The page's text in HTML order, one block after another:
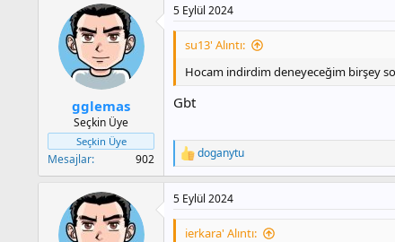
gglemas
Seçkin Üye
Seçkin Üye
Mesajlar 902
5 Eylül 2024
su13' Alıntı:
Hocam indirdim deneyeceğim birşey
Gbt
T
e
p
k
i
doganytu
5 Eylül 2024
ierkara' Alıntı: